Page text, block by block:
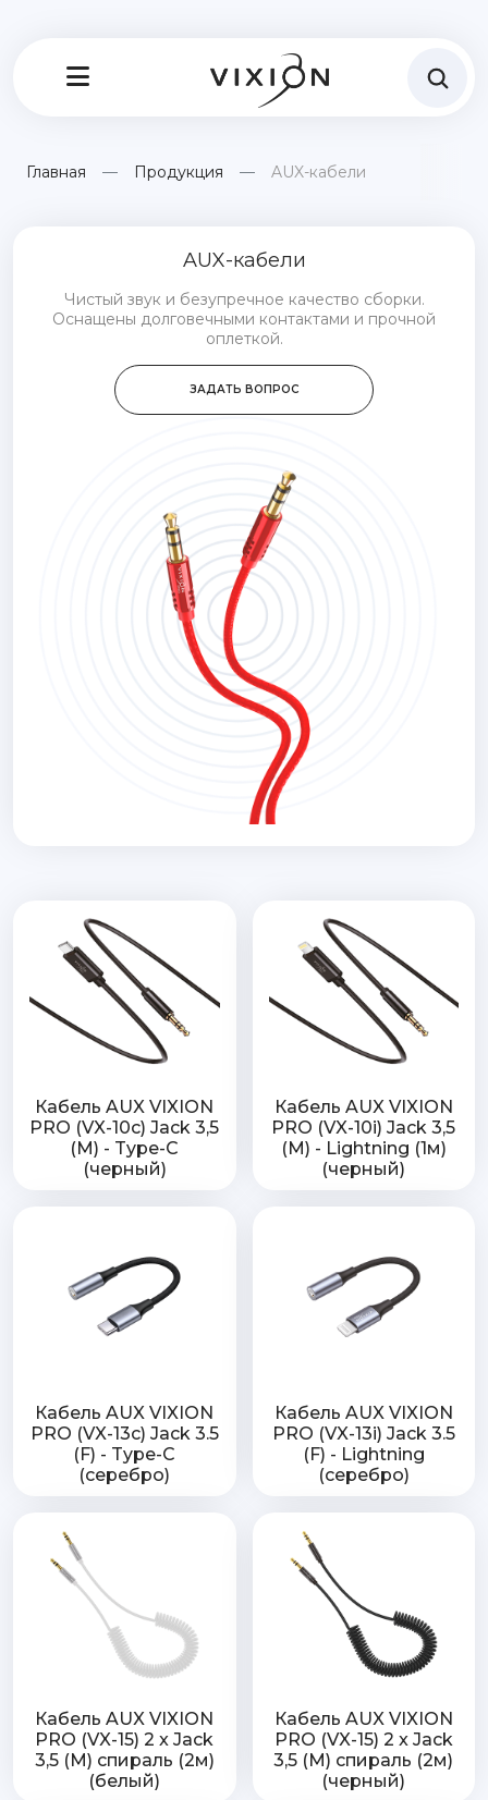
Главная Продукция AUX-кабели
AUX-кабели
Чистый звук и безупречное качество сборки.
Оснащены долговечными контактами и прочной
оплеткой.
ЗАДАТЬ ВОПРОС
Кабель AUX VIXION
PRO (VX-10c) Jack 3,5
(M) - Type-C
(черный)
Кабель AUX VIXION
PRO (VX-10i) Jack 3,5
(M) - Lightning (1м)
(черный)
Кабель AUX VIXION
PRO (VX-13c) Jack 3.5
(F) - Type-C
(серебро)
Кабель AUX VIXION
PRO (VX-13i) Jack 3.5
(F) - Lightning
(серебро)
Кабель AUX VIXION
PRO (VX-15) 2 x Jack
3,5 (M) спираль (2м)
(белый)
Кабель AUX VIXION
PRO (VX-15) 2 x Jack
3,5 (M) спираль (2м)
(черный)